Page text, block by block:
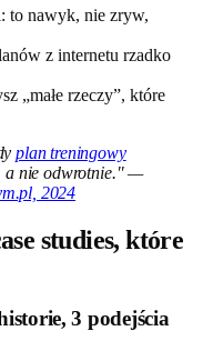
to nawyk, nie zryw,
z internetu rzadko
„małe rzeczy”, które
plan treningowy
a nie odwrotnie." —
2024
studies, które
3 podejścia